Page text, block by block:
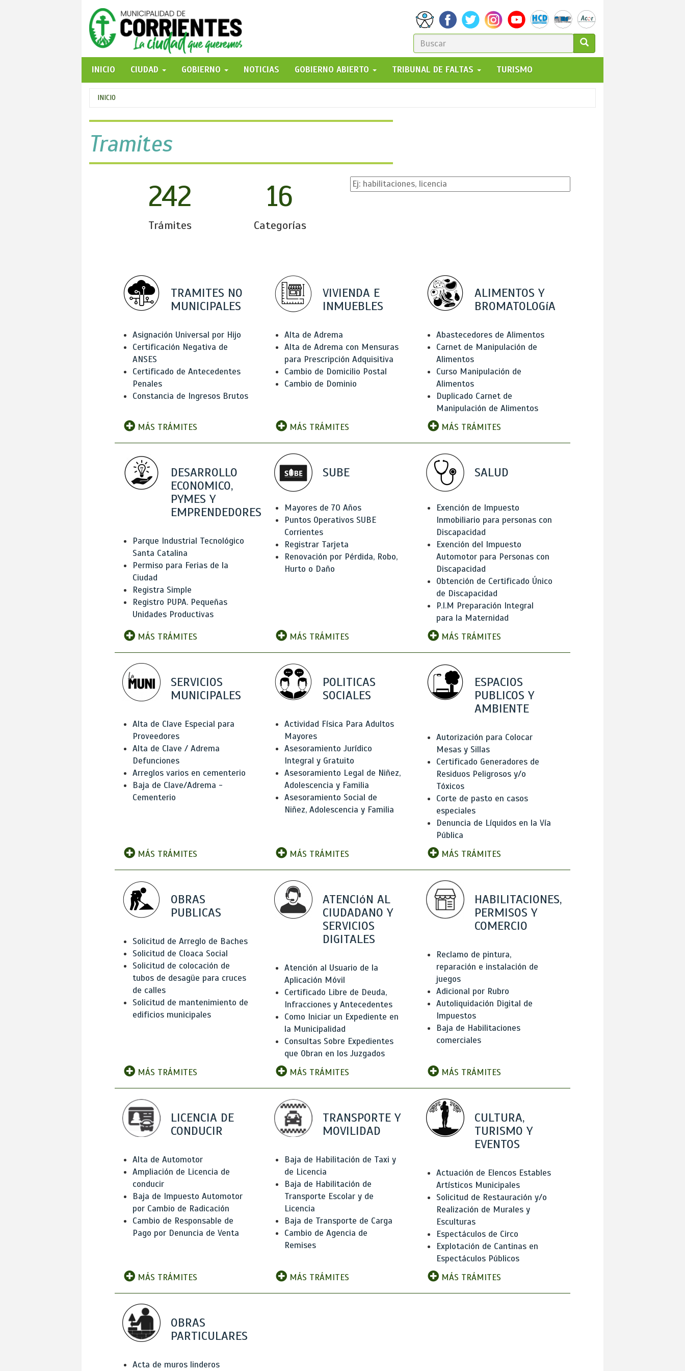
FORMULARIO
DE
BÚSQUEDA
GO!
INICIO
CIUDAD GOBIERNO NOTICIAS GOBIERNO ABIERTO TRIBUNAL DE FALTAS TURISMO
Se
encuentra
usted
aquí
INICIO
Tramites
242
Trámites
16
Categorías
TRAMITES NO
MUNICIPALES
Asignación Universal por Hijo
Certificación Negativa de
ANSES
Certificado de Antecedentes
Penales
Constancia de Ingresos Brutos
MÁS TRÁMITES
VIVIENDA E
INMUEBLES
Alta de Adrema
Alta de Adrema con Mensuras
para Prescripción Adquisitiva
Cambio de Domicilio Postal
Cambio de Dominio
MÁS TRÁMITES
ALIMENTOS Y
BROMATOLOGíA
Abastecedores de Alimentos
Carnet de Manipulación de
Alimentos
Curso Manipulación de
Alimentos
Duplicado Carnet de
Manipulación de Alimentos
MÁS TRÁMITES
DESARROLLO
ECONOMICO,
PYMES Y
EMPRENDEDORES
Parque Industrial Tecnológico
Santa Catalina
Permiso para Ferias de la
Ciudad
Registra Simple
Registro PUPA. Pequeñas
Unidades Productivas
MÁS TRÁMITES
SUBE
Mayores de 70 Años
Puntos Operativos SUBE
Corrientes
Registrar Tarjeta
Renovación por Pérdida, Robo,
Hurto o Daño
MÁS TRÁMITES
SALUD
Exención de Impuesto
Inmobiliario para personas con
Discapacidad
Exención del Impuesto
Automotor para Personas con
Discapacidad
Obtención de Certificado Único
de Discapacidad
P.I.M Preparación Integral
para la Maternidad
MÁS TRÁMITES
SERVICIOS
MUNICIPALES
Alta de Clave Especial para
Proveedores
Alta de Clave / Adrema
Defunciones
Arreglos varios en cementerio
Baja de Clave/Adrema -
Cementerio
MÁS TRÁMITES
POLITICAS
SOCIALES
Actividad Física Para Adultos
Mayores
Asesoramiento Jurídico
Integral y Gratuito
Asesoramiento Legal de Niñez,
Adolescencia y Familia
Asesoramiento Social de
Niñez, Adolescencia y Familia
MÁS TRÁMITES
ESPACIOS
PUBLICOS Y
AMBIENTE
Autorización para Colocar
Mesas y Sillas
Certificado Generadores de
Residuos Peligrosos y/o
Tóxicos
Corte de pasto en casos
especiales
Denuncia de Líquidos en la Vía
Pública
MÁS TRÁMITES
OBRAS
PUBLICAS
Solicitud de Arreglo de Baches
Solicitud de Cloaca Social
Solicitud de colocación de
tubos de desagüe para cruces
de calles
Solicitud de mantenimiento de
edificios municipales
MÁS TRÁMITES
ATENCIóN AL
CIUDADANO Y
SERVICIOS
DIGITALES
Atención al Usuario de la
Aplicación Móvil
Certificado Libre de Deuda,
Infracciones y Antecedentes
Como Iniciar un Expediente en
la Municipalidad
Consultas Sobre Expedientes
que Obran en los Juzgados
MÁS TRÁMITES
HABILITACIONES,
PERMISOS Y
COMERCIO
Reclamo de pintura,
reparación e instalación de
juegos
Adicional por Rubro
Autoliquidación Digital de
Impuestos
Baja de Habilitaciones
comerciales
MÁS TRÁMITES
LICENCIA DE
CONDUCIR
Alta de Automotor
Ampliación de Licencia de
conducir
Baja de Impuesto Automotor
por Cambio de Radicación
Cambio de Responsable de
Pago por Denuncia de Venta
MÁS TRÁMITES
TRANSPORTE Y
MOVILIDAD
Baja de Habilitación de Taxi y
de Licencia
Baja de Habilitación de
Transporte Escolar y de
Licencia
Baja de Transporte de Carga
Cambio de Agencia de
Remises
MÁS TRÁMITES
CULTURA,
TURISMO Y
EVENTOS
Actuación de Elencos Estables
Artísticos Municipales
Solicitud de Restauración y/o
Realización de Murales y
Esculturas
Espectáculos de Circo
Explotación de Cantinas en
Espectáculos Públicos
MÁS TRÁMITES
OBRAS
PARTICULARES
Acta de muros linderos